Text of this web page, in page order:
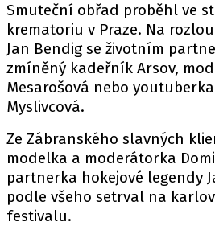
Smuteční obřad proběhl ve
krematoriu v Praze. Na
Jan Bendig se životním
zmíněný kadeřník Arsov,
Mesarošová nebo
Myslivcová.
Ze Zábranského slavných
modelka a moderátorka
partnerka hokejové legendy
podle všeho setrval na
festivalu.